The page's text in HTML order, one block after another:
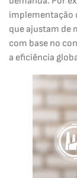
implementação
que ajustam de
com base no
a eficiência